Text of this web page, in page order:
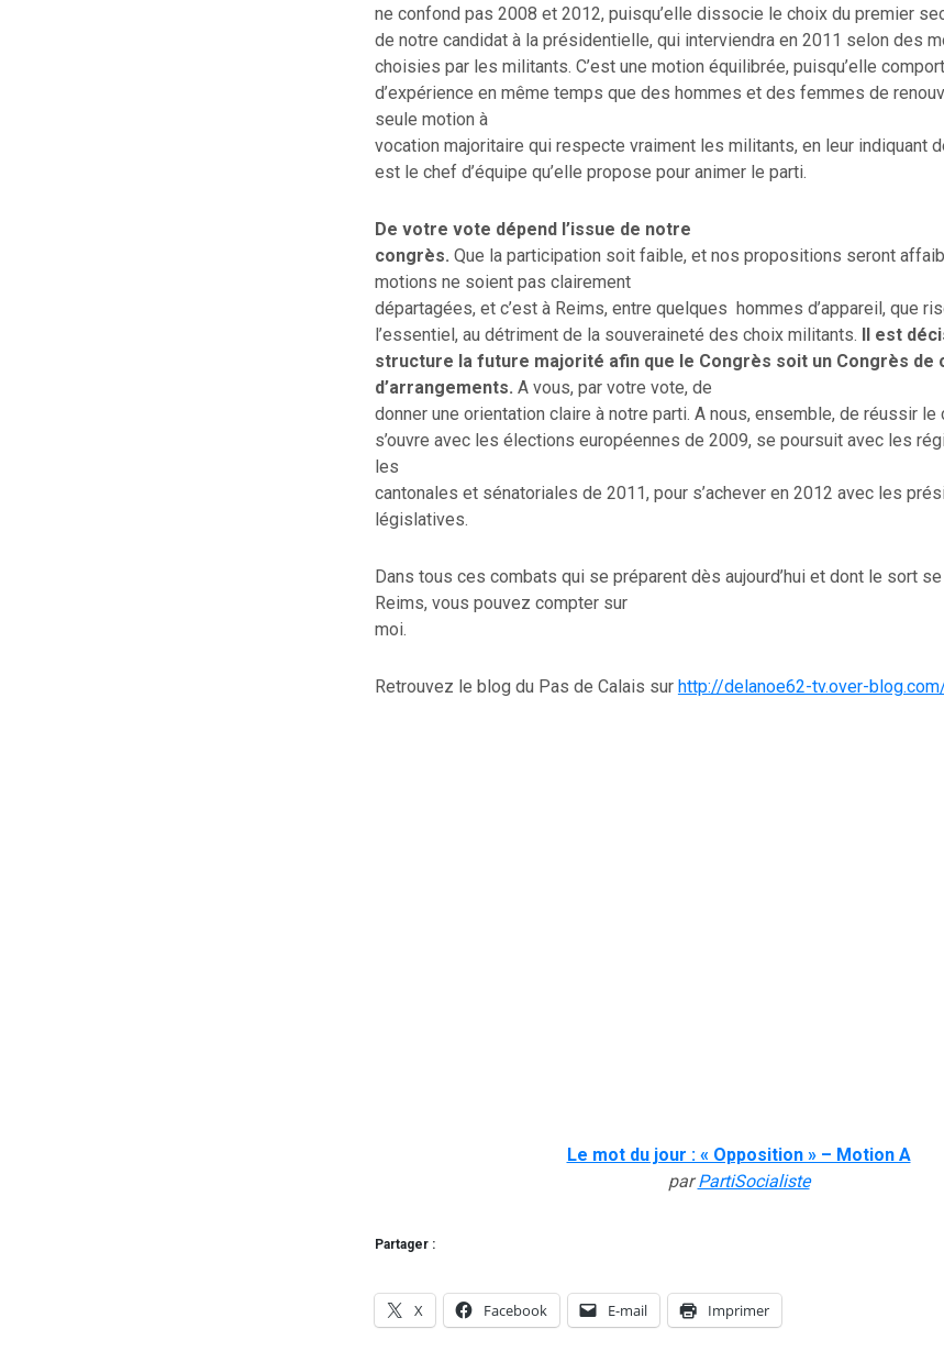
ne confond pas 2008 et 2012, puisqu’elle dissocie le choix du premier
de notre candidat à la présidentielle, qui interviendra en 2011 selon des
choisies par les militants. C’est une motion équilibrée, puisqu’elle
d’expérience en même temps que des hommes et des femmes de
seule motion à
vocation majoritaire qui respecte vraiment les militants, en leur indiquant
est le chef d’équipe qu’elle propose pour animer le parti.
De votre vote dépend l’issue de notre
congrès. Que la participation soit faible, et nos propositions seront
motions ne soient pas clairement
départagées, et c’est à Reims, entre quelques hommes d’appareil, que
l’essentiel, au détriment de la souveraineté des choix militants.
Il est
structure la future majorité afin que le Congrès soit un Congrès de
d’arrangements. A vous, par votre vote, de
donner une orientation claire à notre parti. A nous, ensemble, de réussir
s’ouvre avec les élections européennes de 2009, se poursuit avec les
les
cantonales et sénatoriales de 2011, pour s’achever en 2012 avec les
législatives.
Dans tous ces combats qui se préparent dès aujourd’hui et dont le sort se
Reims, vous pouvez compter sur
moi.
Retrouvez le blog du Pas de Calais sur http://delanoe62-tv.over-
Le mot du jour : « Opposition » – Motion A
parPartiSocialiste
Partager :
X Facebook E-mail Imprimer